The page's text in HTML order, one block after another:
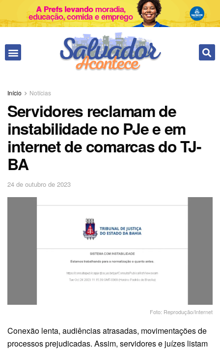
Início Notícias
Servidores reclamam de
instabilidade no PJe e em
internet de comarcas do TJ-
BA
24 de outubro de 2023
Foto: Reprodução/Internet
Conexão lenta, audiências atrasadas, movimentações de
processos prejudicadas. Assim, servidores e juízes listam